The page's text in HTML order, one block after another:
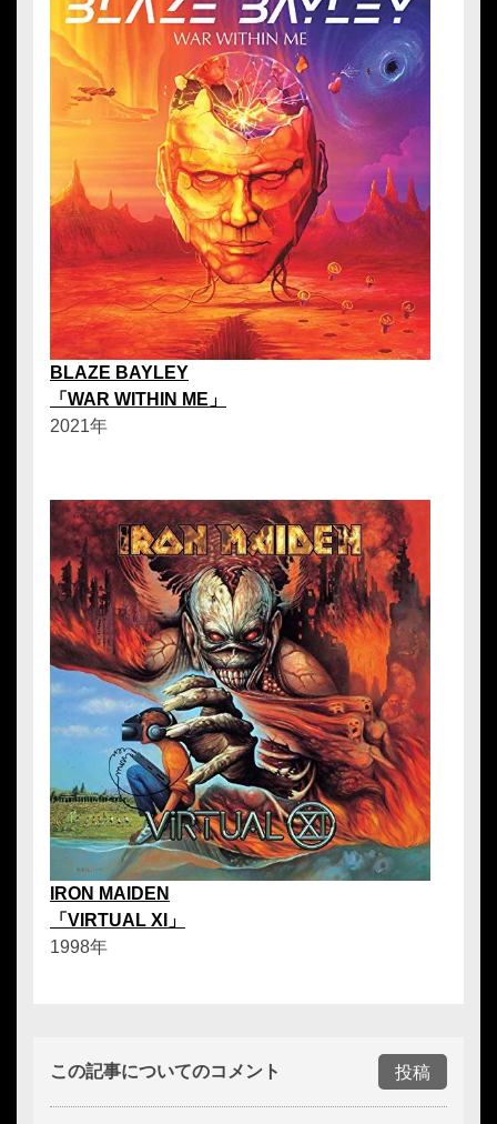
BLAZE BAYLEY
「WAR WITHIN ME」
2021年
IRON MAIDEN
「VIRTUAL XI」
1998年
この記事についてのコメント 投稿